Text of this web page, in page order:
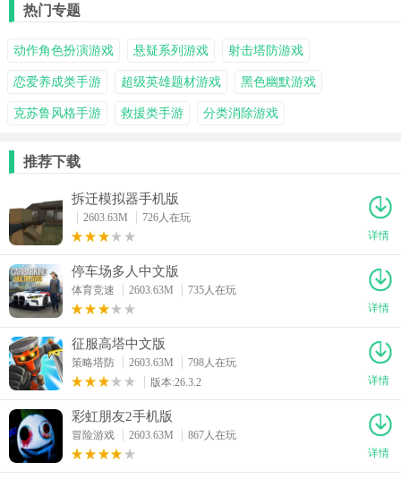
热门专题
动作角色扮演游戏 悬疑系列游戏 射击塔防游戏
恋爱养成类手游 超级英雄题材游戏 黑色幽默游戏
克苏鲁风格手游 救援类手游 分类消除游戏
推荐下载
拆迁模拟器手机版
2603.63M
726人在玩
详情
停车场多人中文版
体育竞速 2603.63M
735人在玩
详情
征服高塔中文版
策略塔防 2603.63M
798人在玩
版本:26.3.2
详情
彩虹朋友2手机版
冒险游戏 2603.63M
867人在玩
详情